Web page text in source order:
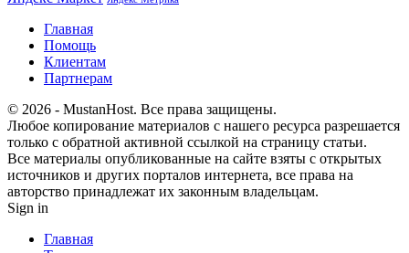
Главная
Помощь
Клиентам
Партнерам
© 2026 - MustanHost. Все права защищены.
Любое копирование материалов с нашего ресурса разрешается
только с обратной активной ссылкой на страницу статьи.
Все материалы опубликованные на сайте взяты с открытых
источников и других порталов интернета, все права на
авторство принадлежат их законным владельцам.
Sign in
Главная